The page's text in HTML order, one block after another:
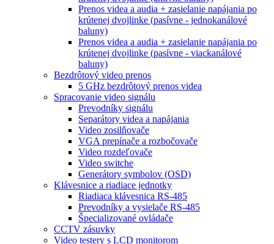
Prenos videa a audia + zasielanie napájania po
krútenej dvojlinke (pasívne - jednokanálové
baluny)
Prenos videa a audia + zasielanie napájania po
krútenej dvojlinke (pasívne - viackanálové
baluny)
Bezdrôtový video prenos
5 GHz bezdrôtový prenos videa
Spracovanie video signálu
Prevodníky signálu
Separátory videa a napájania
Video zosilňovače
VGA prepínače a rozbočovače
Video rozdeľovače
Video switche
Generátory symbolov (OSD)
Klávesnice a riadiace jednotky
Riadiaca klávesnica RS-485
Prevodníky a vysielače RS-485
Špecializované ovládače
CCTV zásuvky
Video testery s LCD monitorom